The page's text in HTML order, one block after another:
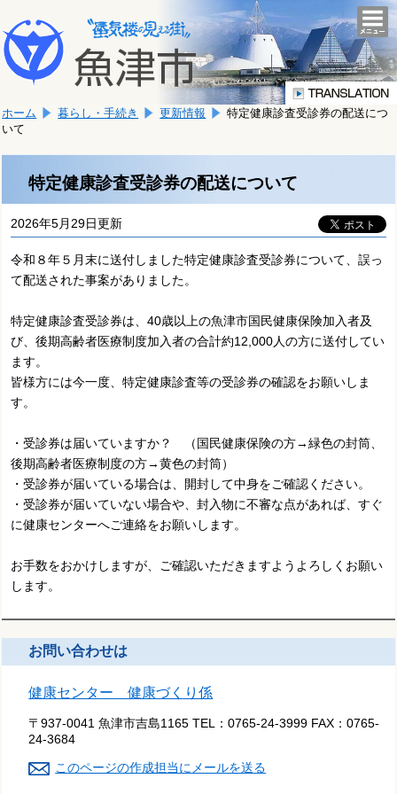
文
へ
移
ま
す。
こ
か
文
で
す。
ホーム 暮らし・手続き 更新情報
特定健康診査受診券の配送につ
いて
特定健康診査受診券の配送について
2026年5月29日更新
令和８年５月末に送付しました特定健康診査受診券について、誤っ
て配送された事案がありました。
特定健康診査受診券は、40歳以上の魚津市国民健康保険加入者及
び、後期高齢者医療制度加入者の合計約12,000人の方に送付してい
ます。
皆様方には今一度、特定健康診査等の受診券の確認をお願いしま
す。
・受診券は届いていますか？ （国民健康保険の方→緑色の封筒、
後期高齢者医療制度の方→黄色の封筒）
・受診券が届いている場合は、開封して中身をご確認ください。
・受診券が届いていない場合や、封入物に不審な点があれば、すぐ
に健康センターへご連絡をお願いします。
お手数をおかけしますが、ご確認いただきますようよろしくお願い
します。
お問い合わせは
健康センター 健康づくり係
〒937-0041 魚津市吉島1165 TEL：0765-24-3999 FAX：0765-
24-3684
このページの作成担当にメールを送る